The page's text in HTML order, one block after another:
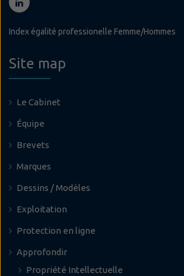
Index égalité professionelle Femme/Hommes
Site map
Le Cabinet
Équipe
Brevets
Marques
Dessins / Modèles
Exploitation
Protection en ligne
Approfondir
Propriété Intellectuelle